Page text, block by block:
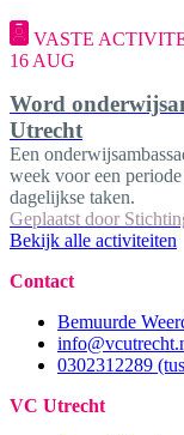
VASTE
16 AUG
Word
Utrecht
Een
week voor een
dagelijkse taken.
Geplaatst door
Bekijk alle activiteiten
Contact
Bemuurde
0302312289
VC Utrecht